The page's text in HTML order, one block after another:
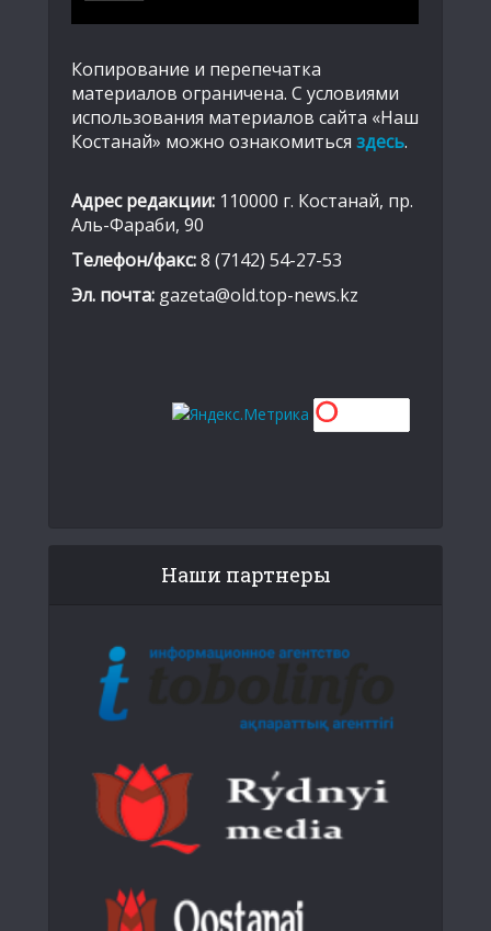
Копирование и перепечатка
материалов ограничена. С условиями
использования материалов сайта «Наш
Костанай» можно ознакомиться здесь.
Адрес редакции: 110000 г. Костанай, пр.
Аль-Фараби, 90
Телефон/факс:8 (7142) 54-27-53
Эл. почта: gazeta@old.top-news.kz
Наши партнеры